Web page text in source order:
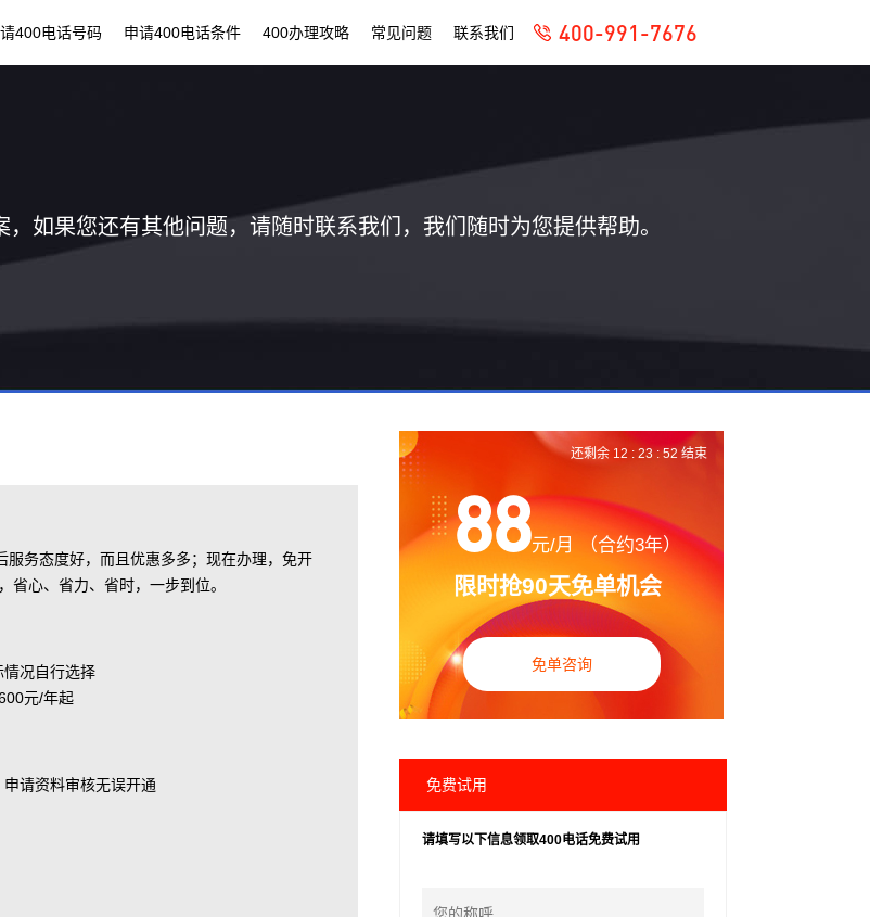
400电话号码 申请400电话条件 400办理攻略 常见问题 联系我们 400-991-7676
如果您还有其他问题，请随时联系我们，我们随时为您提供帮助。
务态度好，而且优惠多多；现在办理，免开
心、省力、省时，一步到位。
况自行选择
元/年起
请资料审核无误开通
88元/月 （合约3年）
限时抢90天免单机会
免单咨询
还剩余 12 : 23 :51 结束
免费试用
请填写以下信息领取400电话免费试用